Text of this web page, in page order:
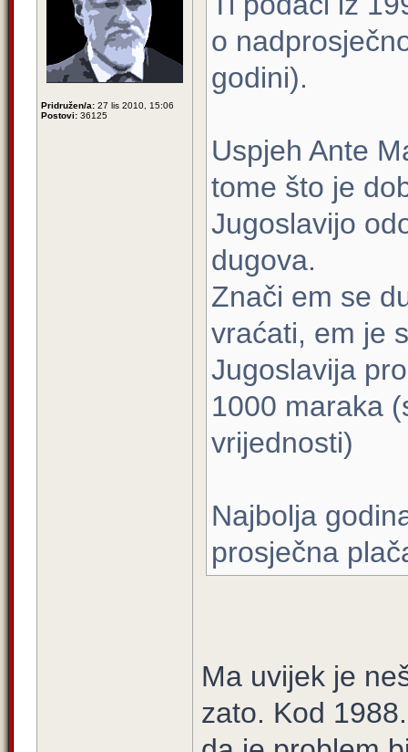
Pridružen/a: 27 lis 2010, 15:06
Postovi: 36125
o
godini).
Uspjeh Ante
tome što je
Jugoslavijo
dugova.
Znači em se
vraćati, em je
Jugoslavija
1000 maraka
vrijednosti)
Najbolja
prosječna
Ma uvijek je
zato. Kod